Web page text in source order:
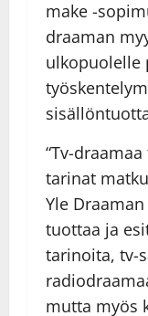
make -
draaman
ulkopuolelle
“Tv-
tarinat
Yle
tuottaa ja
tarinoita, tv-
mutta myös